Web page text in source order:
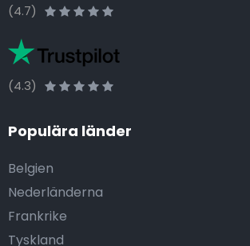
(4.7)
(4.3)
Populära länder
Belgien
Nederländerna
Frankrike
Tyskland